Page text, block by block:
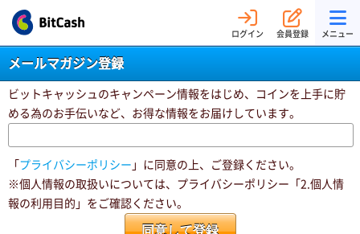
ログイン 会員登録 メニュー
メールマガジン登録
ビットキャッシュのキャンペーン情報をはじめ、コインを上手に貯
める為のお手伝いなど、お得な情報をお届けしています。
「 プライバシーポリシー 」に同意の上、ご登録ください。
※個人情報の取扱いについては、プライバシーポリシー「2.個人情
報の利用目的」をご確認ください。